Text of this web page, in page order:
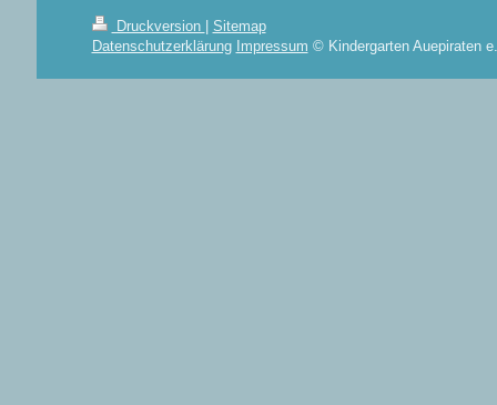
Druckversion
Sitemap
Datenschutzerklärung
Impressum © Kindergarten Auepiraten